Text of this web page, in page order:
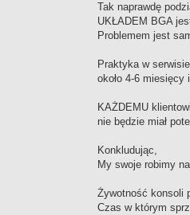
Tak naprawdę
UKŁADEM BGA
Problemem jest
Praktyka w
około 4-6
KAŻDEMU
nie będzie miał
Konkludując,
My swoje robimy
Żywotność konsoli
Czas w którym